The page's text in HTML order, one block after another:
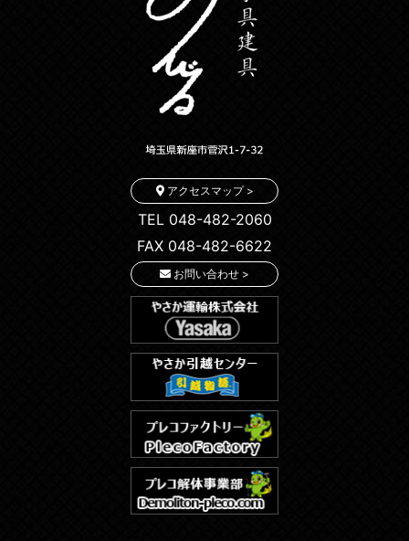
アクセスマップ >
TEL 048-482-2060
FAX 048-482-6622
お問い合わせ >